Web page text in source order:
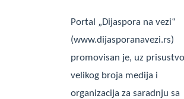
Portal „Dijaspora na vezi“
(www.dijasporanavezi.rs)
promovisan je, uz prisustvo
velikog broja medija i
organizacija za saradnju sa